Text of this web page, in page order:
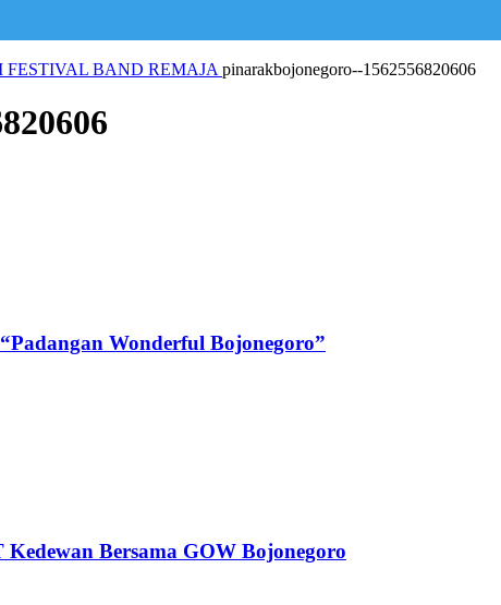
BAND REMAJA pinarakbojonegoro--1562556820606
Wonderful Bojonegoro”
Bersama GOW Bojonegoro